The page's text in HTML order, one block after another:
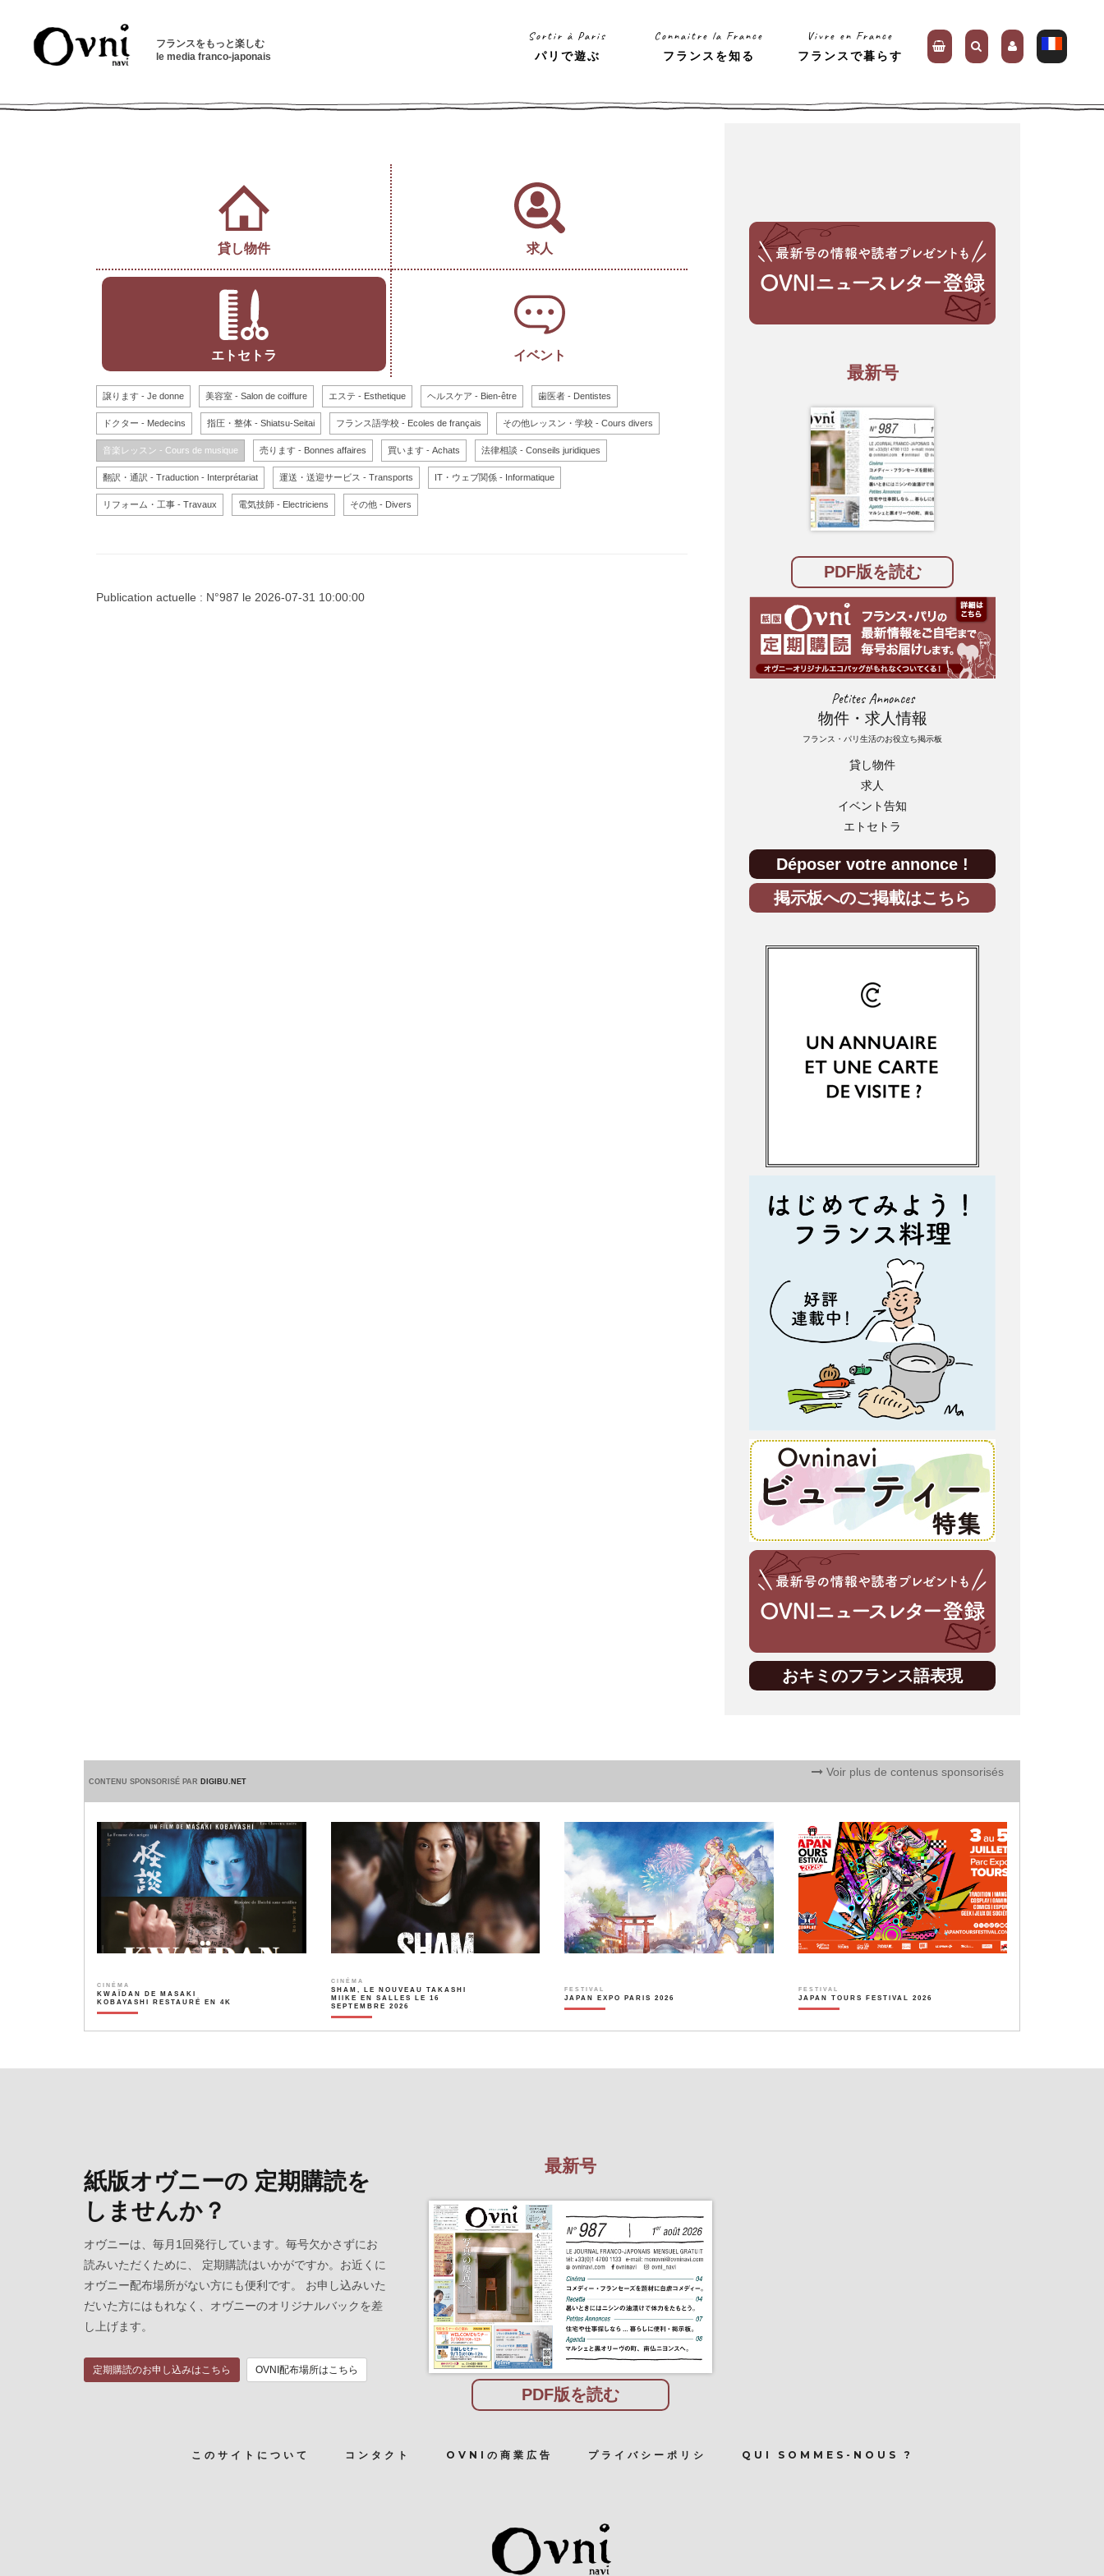
フランスをもっと楽しむ
le media franco-japonais
Sortir à Paris
パリで遊ぶ
Connaitre la France
フランスを知る
Vivre en France
フランスで暮らす
貸し物件 求人
エトセトラ イベント
譲ります - Je donne 美容室 - Salon de coiffure エステ - Esthetique ヘルスケア - Bien-être 歯医者 - Dentistes
ドクター - Medecins 指圧・整体 - Shiatsu-Seitai フランス語学校 - Ecoles de français その他レッスン・学校 - Cours divers
音楽レッスン - Cours de musique 売ります - Bonnes affaires 買います - Achats 法律相談 - Conseils juridiques
翻訳・通訳 - Traduction - Interprétariat 運送・送迎サービス - Transports IT・ウェブ関係 - Informatique
リフォーム・工事 - Travaux 電気技師 - Electriciens その他 - Divers
Publication actuelle : N°987 le 2026-07-31 10:00:00
最新号
PDF版を読む
Petites Annonces
物件・求人情報
フランス・パリ生活のお役立ち掲示板
貸し物件
求人
イベント告知
エトセトラ
Déposer votre annonce !
掲示板へのご掲載はこちら
おキミのフランス語表現
CONTENU SPONSORISÉ PAR DIGIBU.NET
Voir plus de contenus sponsorisés
CINÉMA
KWAÏDAN DE MASAKI
KOBAYASHI RESTAURÉ EN 4K
CINÉMA
SHAM, LE NOUVEAU TAKASHI
MIIKE EN SALLES LE 16
SEPTEMBRE 2026
FESTIVAL
JAPAN EXPO PARIS 2026
FESTIVAL
JAPAN TOURS FESTIVAL 2026
紙版オヴニーの 定期購読を
しませんか？
オヴニーは、毎月1回発行しています。毎号欠かさずにお
読みいただくために、 定期購読はいかがですか。お近くに
オヴニー配布場所がない方にも便利です。 お申し込みいた
だいた方にはもれなく、オヴニーのオリジナルバックを差
し上げます。
定期購読のお申し込みはこちら OVNI配布場所はこちら
最新号
PDF版を読む
このサイトについて コンタクト OVNIの商業広告 プライバシーポリシ QUI SOMMES-NOUS ?